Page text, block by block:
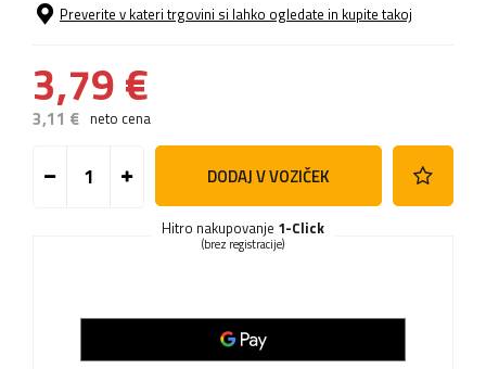
Preverite v kateri trgovini si lahko ogledate in kupite takoj
3,79 €
3,11 € neto cena
DODAJ V VOZIČEK
Hitro nakupovanje 1-Click
(brez registracije)